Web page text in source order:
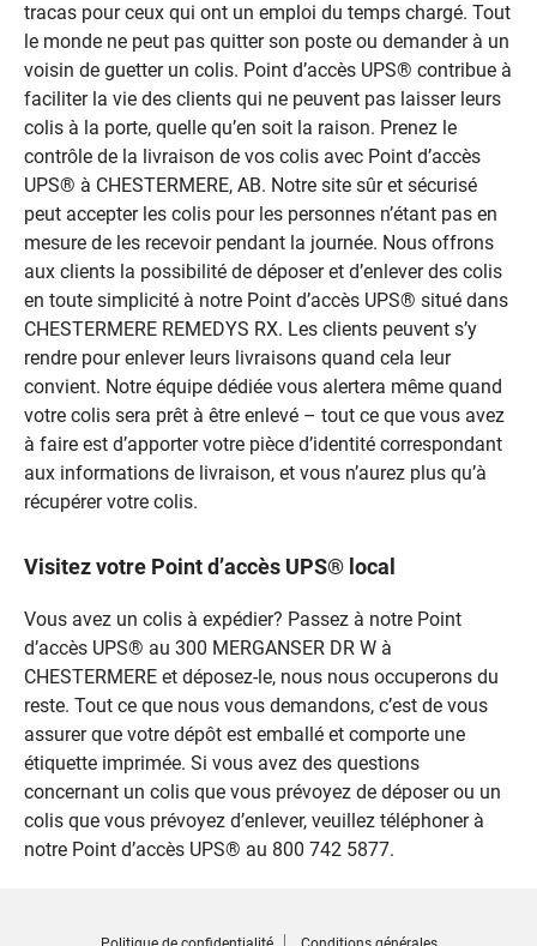
tracas pour ceux qui ont un emploi du temps chargé. Tout
le monde ne peut pas quitter son poste ou demander à un
voisin de guetter un colis. Point d’accès UPS® contribue à
faciliter la vie des clients qui ne peuvent pas laisser leurs
colis à la porte, quelle qu’en soit la raison. Prenez le
contrôle de la livraison de vos colis avec Point d’accès
UPS® à CHESTERMERE, AB. Notre site sûr et sécurisé
peut accepter les colis pour les personnes n’étant pas en
mesure de les recevoir pendant la journée. Nous offrons
aux clients la possibilité de déposer et d’enlever des colis
en toute simplicité à notre Point d’accès UPS® situé dans
CHESTERMERE REMEDYS RX. Les clients peuvent s’y
rendre pour enlever leurs livraisons quand cela leur
convient. Notre équipe dédiée vous alertera même quand
votre colis sera prêt à être enlevé – tout ce que vous avez
à faire est d’apporter votre pièce d’identité correspondant
aux informations de livraison, et vous n’aurez plus qu’à
récupérer votre colis.
Visitez votre Point d’accès UPS® local
Vous avez un colis à expédier? Passez à notre Point
d’accès UPS® au 300 MERGANSER DR W à
CHESTERMERE et déposez-le, nous nous occuperons du
reste. Tout ce que nous vous demandons, c’est de vous
assurer que votre dépôt est emballé et comporte une
étiquette imprimée. Si vous avez des questions
concernant un colis que vous prévoyez de déposer ou un
colis que vous prévoyez d’enlever, veuillez téléphoner à
notre Point d’accès UPS® au 800 742 5877.